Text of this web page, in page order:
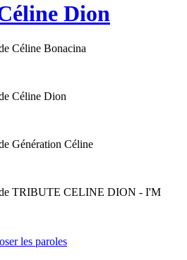
Dion
Céline Bonacina
Céline Dion
Génération Céline
de TRIBUTE CELINE DION - I'M
les paroles